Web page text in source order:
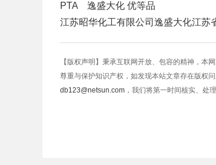
PTA 逸盛大化 优等品
江苏昭华化工有限公司 逸盛大化江苏
【版权声明】秉承互联网开放、包容的精神，本
尊重与保护知识产权，如发现本站文章存在版权
db123@netsun.com ，我们将第一时间核实、处理